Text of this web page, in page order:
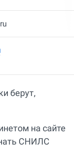
берут,
на сайте
СНИЛС